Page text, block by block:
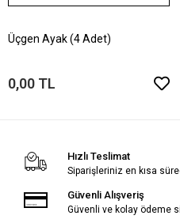
Üçgen Ayak (4 Adet)
0,00 TL
Hızlı Teslimat
Siparişleriniz en kısa
Güvenli Alışveriş
Güvenli ve kolay ödeme